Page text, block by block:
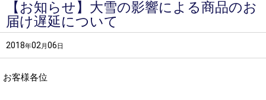
【お知らせ】大雪の影響による商品のお
届け遅延について
2018年02 月 06 日
お客様各位